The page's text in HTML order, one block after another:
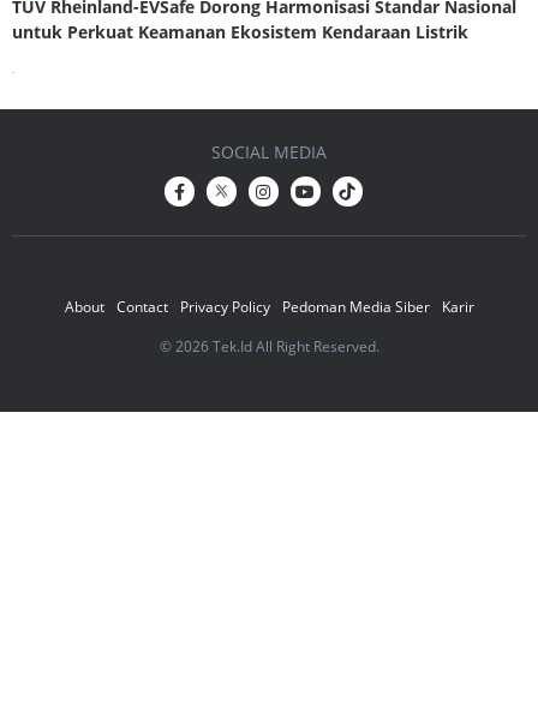
TÜV Rheinland-EVSafe Dorong Harmonisasi Standar Nasional
untuk Perkuat Keamanan Ekosistem Kendaraan Listrik
About Contact Privacy Policy Pedoman Media Siber
Karir
© 2026 Tek.Id All Right Reserved.
SOCIAL MEDIA